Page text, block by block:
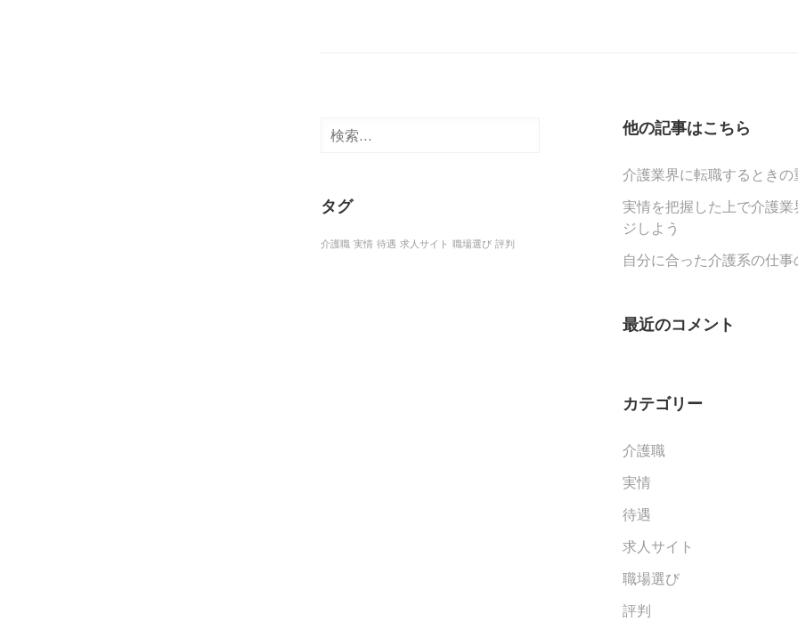
検
タグ
介護職 実情 待遇 求人サイト 職場選び 評判
他の記事はこちら
介護業界に転職するときの
実情を把握した上で介護業
ジしよう
自分に合った介護系の仕事
最近のコメント
カテゴリー
介護職
実情
待遇
求人サイト
職場選び
評判